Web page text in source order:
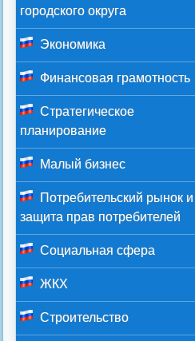
городского округа
Экономика
Финансовая грамотность
Стратегическое
планирование
Малый бизнес
Потребительский рынок и
защита прав потребителей
Социальная сфера
ЖКХ
Строительство